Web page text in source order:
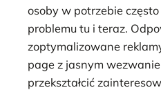
osoby w potrzebie
problemu tu i teraz.
zoptymalizowane
page z jasnym
przekształcić